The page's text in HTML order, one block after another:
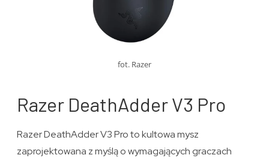
fot. Razer
Razer DeathAdder V3 Pro
Razer DeathAdder V3 Pro to kultowa mysz
zaprojektowana z myślą o wymagających graczach